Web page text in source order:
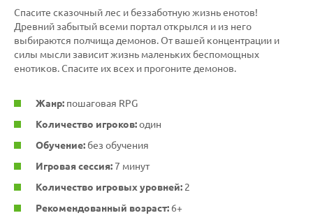
Спасите сказочный лес и беззаботную жизнь енотов!
Древний забытый всеми портал открылся и из него
выбираются полчища демонов. От вашей концентрации и
силы мысли зависит жизнь маленьких беспомощных
енотиков. Спасите их всех и прогоните демонов.
Жанр: пошаговая RPG
Количество игроков:один
Обучение: без обучения
Игровая сессия:7 минут
Количество игровых уровней: 2
Рекомендованный возраст: 6+